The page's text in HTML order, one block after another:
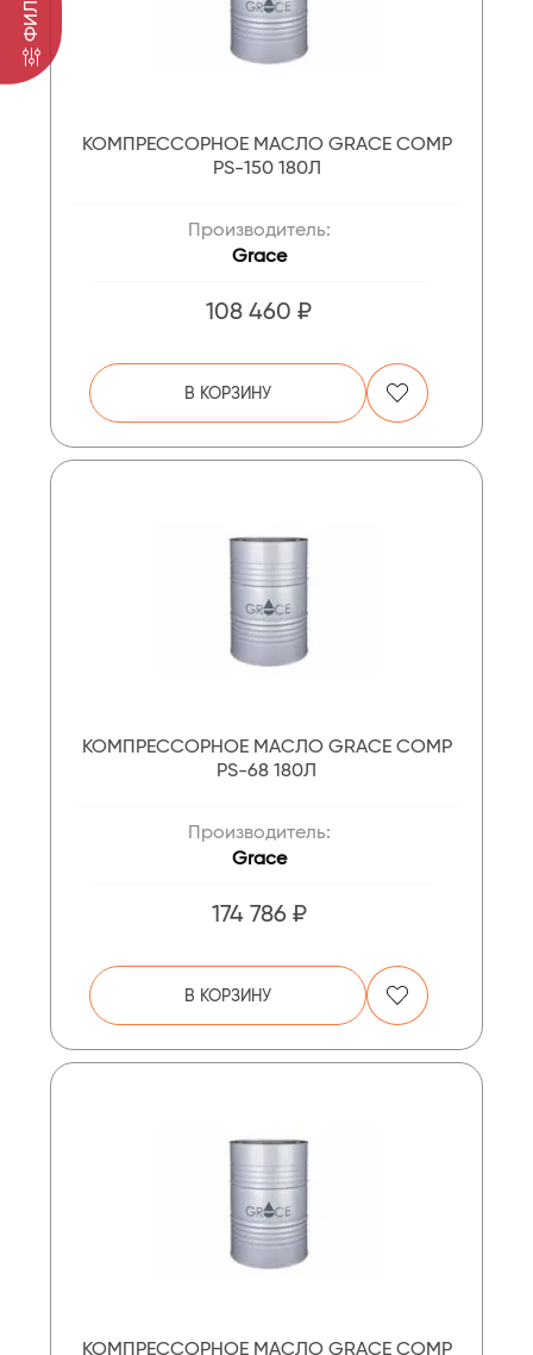
КОМПРЕССОРНОЕ МАСЛО GRACE COMP
PS-150 180Л
Производитель:
Grace
108 460 ₽
В КОРЗИНУ
КОМПРЕССОРНОЕ МАСЛО GRACE COMP
PS-68 180Л
Производитель:
Grace
174 786 ₽
В КОРЗИНУ
КОМПРЕССОРНОЕ МАСЛО GRACE COMP